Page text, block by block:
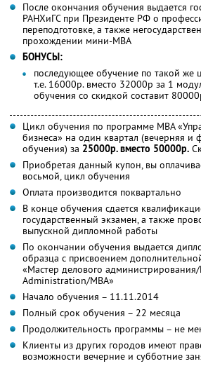
После окончания обучения выдается
РАНХиГС при Президенте РФ о
переподготовке, а также
прохождении мини-MBA
БОНУСЫ:
последующее обучение по такой же
т.е. 16000р. вместо 32000р за 1
обучения со скидкой составит
Цикл обучения по программе MBA
бизнеса» на один квартал (вечерняя
обучения) за 25000р. вместо 50000р.
Приобретая данный купон, вы
восьмой, цикл обучения
Оплата производится поквартально
В конце обучения сдается
государственный экзамен, а также
выпускной дипломной работы
По окончании обучения выдается
образца с присвоением
«Мастер делового
Administration/MBA»
Начало обучения – 11.11.2014
Полный срок обучения – 22 месяца
Продолжительность программы – не
Клиенты из других городов имеют
возможности вечерние и субботние